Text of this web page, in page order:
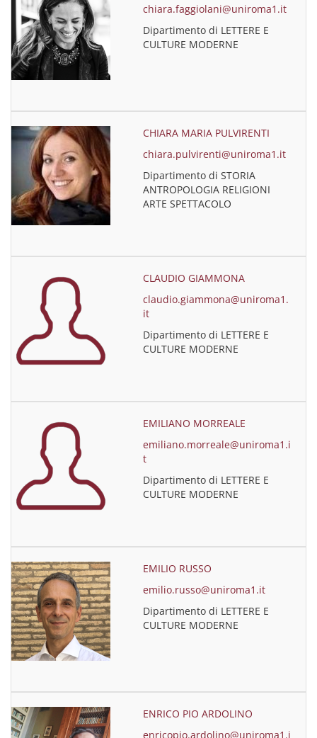
chiara.faggiolani@uniroma1.it
Dipartimento di LETTERE E
CULTURE MODERNE
CHIARA MARIA PULVIRENTI
chiara.pulvirenti@uniroma1.it
Dipartimento di STORIA
ANTROPOLOGIA RELIGIONI
ARTE SPETTACOLO
CLAUDIO GIAMMONA
claudio.giammona@uniroma1.
it
Dipartimento di LETTERE E
CULTURE MODERNE
EMILIANO MORREALE
emiliano.morreale@uniroma1.i
t
Dipartimento di LETTERE E
CULTURE MODERNE
EMILIO RUSSO
emilio.russo@uniroma1.it
Dipartimento di LETTERE E
CULTURE MODERNE
ENRICO PIO ARDOLINO
enricopio.ardolino@uniroma1.i